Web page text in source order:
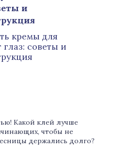
кремы для
советы и
Какой клей лучше
чтобы не
держались долго?